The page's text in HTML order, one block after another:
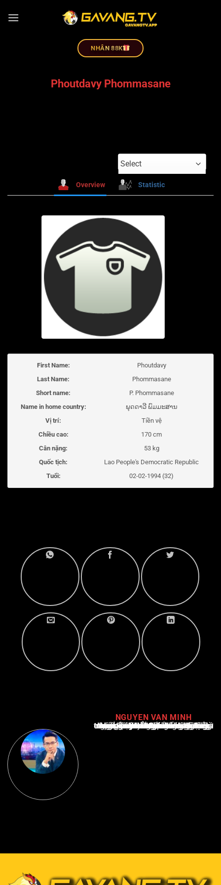
NHÂN 88K
Phoutdavy Phommasane
Select
Overview Statistic
First Name:
Phoutdavy
Last Name:
Phommasane
Short name:
P. Phommasane
Name in home country:
ພຸດດາວີ ພົມມະສານ
Vị trí:
Tiền vệ
Chiều cao:
170 cm
Cân nặng:
53 kg
Quốc tịch:
Lao People's Democratic Republic
Tuổi:
02-02-1994 (32)
NGUYEN VAN MINH
Nguyễn Văn Minh là một trong những chuyên gia hàng đầu về báo cáo tin tức thể thao tại Việt Nam, với hơn 10 năm hoạt động trong ngành. Ông có kiến thức sâu rộng và kinh nghiệm đáng kể trong việc phân tích và báo cáo về các sự kiện thể thao hàng đầu. Sự hiểu biết sâu sắc của ông về ngành này đã giúp ông xây dựng uy tín và danh tiếng trong cộng đồng báo chí thể thao.